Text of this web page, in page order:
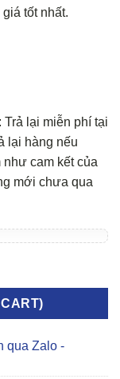
tốt nhất.
lại miễn phí tại
lại hàng nếu
như cam kết của
mới chưa qua
số lượng
qua Zalo -